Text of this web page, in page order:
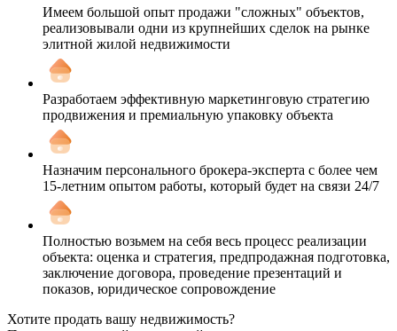
Имеем большой опыт продажи "сложных" объектов,
реализовывали одни из крупнейших сделок на рынке
элитной жилой недвижимости
Разработаем эффективную маркетинговую стратегию
продвижения и премиальную упаковку объекта
Назначим персонального брокера-эксперта с более чем
15-летним опытом работы, который будет на связи 24/7
Полностью возьмем на себя весь процесс реализации
объекта: оценка и стратегия, предпродажная подготовка,
заключение договора, проведение презентаций и
показов, юридическое сопровождение
Хотите продать вашу недвижимость?